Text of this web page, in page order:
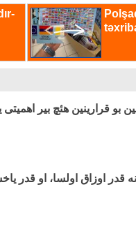
بو قرارینین هئچ بیر اهمیتی
قدر اوزاق اولسا، او قدر